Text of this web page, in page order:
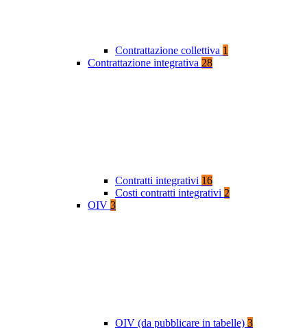
Contrattazione collettiva 1
Contrattazione integrativa 28
Contratti integrativi 16
Costi contratti integrativi 2
OIV 3
OIV (da pubblicare in tabelle) 3